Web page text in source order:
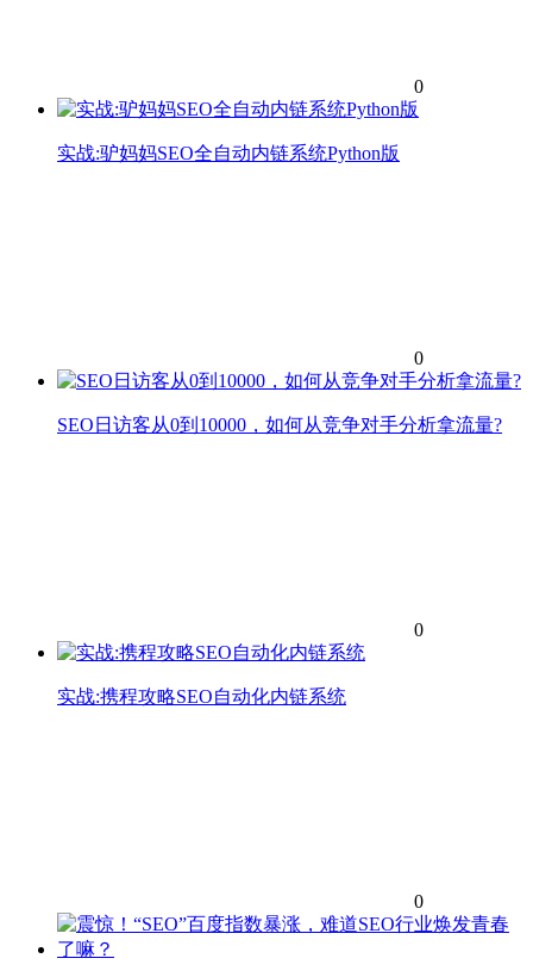
0
实战:驴妈妈SEO全自动内链系统Python版
0
SEO日访客从0到10000，如何从竞争对手分析拿流量?
0
实战:携程攻略SEO自动化内链系统
0